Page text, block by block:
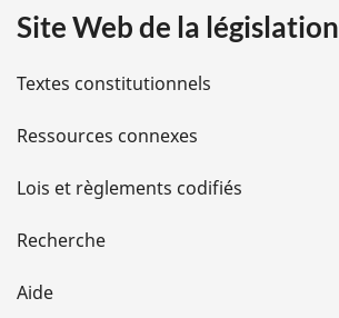
o
t
d
b
s
e
a
g
i
l
s
d
e
l
Site Web de la législation
Textes constitutionnels
Ressources connexes
Lois et règlements codifiés
Recherche
Aide